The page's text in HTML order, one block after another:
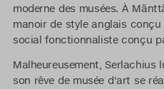
moderne des musées. À
manoir de style anglais
social fonctionnaliste conçu
Malheureusement, Serlachius
son rêve de musée d'art se